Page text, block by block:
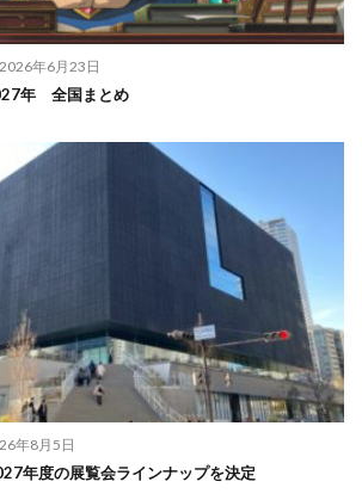
2026年6月23日
年 全国まとめ
年8月5日
年度の展覧会ラインナップを決定